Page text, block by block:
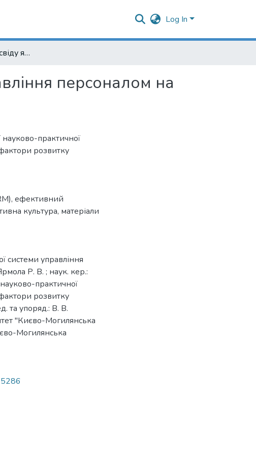
Log In
Впровадження досвіду японської системи управління персоналом на українських підприємствах
персоналом на
науково-практичної
розвитку
, ефективний
культура, матеріали
системи управління
Р. В. ; наук. кер.:
практичної
розвитку
та упоряд.: В. В.
"Києво-Могилянська
Могилянська